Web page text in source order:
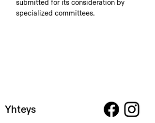
submitted for its consideration by
specialized committees.
Yhteys